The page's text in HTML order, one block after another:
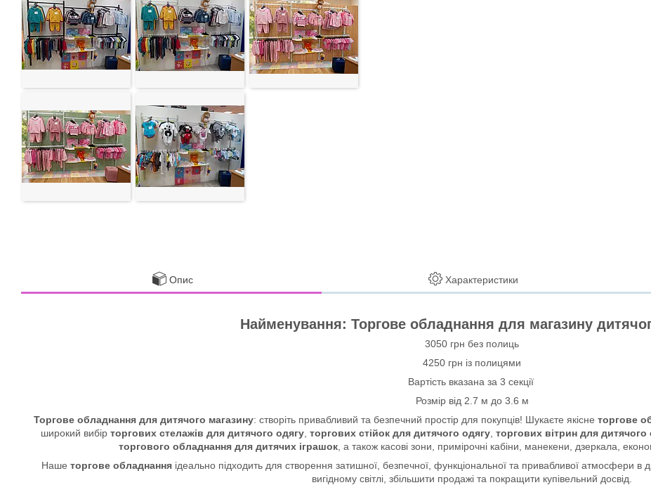
Опис Характеристики
Найменування: Торгове обладнання для магазину
3050 грн без полиць
4250 грн із полицями
Вартість вказана за 3 секції
Розмір від 2.7 м до 3.6 м
Торгове обладнання для дитячого магазину: створіть привабливий та безпечний простір для покупців! Шукаєте якісне торгове
широкий вибір торгових стелажів для дитячого одягу, торгових стійок для дитячого одягу, торгових вітрин для дитячого
торгового обладнання для дитячих іграшок, а також касові зони, примірочні кабіни, манекени, дзеркала,
Наше торгове обладнання ідеально підходить для створення затишної, безпечної, функціональної та привабливої атмосфери
вигідному світлі, збільшити продажі та покращити купівельний досвід.